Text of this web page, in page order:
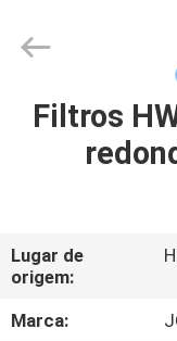
CASA
SOBRE
NÓS
Filtros
Lugar de
origem:
Marca: